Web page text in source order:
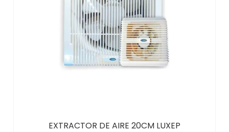
EXTRACTOR DE AIRE 20CM LUXEP